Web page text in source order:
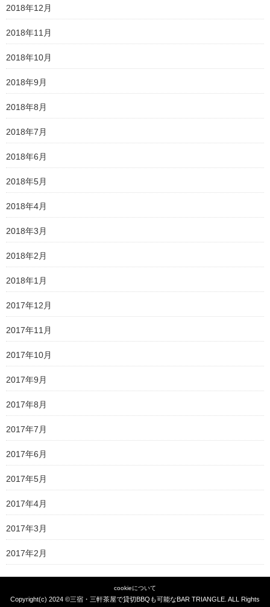
2018年12月
2018年11月
2018年10月
2018年9月
2018年8月
2018年7月
2018年6月
2018年5月
2018年4月
2018年3月
2018年2月
2018年1月
2017年12月
2017年11月
2017年10月
2017年9月
2017年8月
2017年7月
2017年6月
2017年5月
2017年4月
2017年3月
2017年2月
cookieについて
Copyright(c) 2024 ©三宿・三軒茶屋で貸切BBQも可能なBAR TRIANGLE . ALL Rights